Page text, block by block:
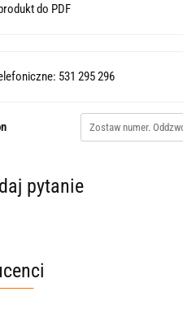
do PDF
531 295 296
pytanie